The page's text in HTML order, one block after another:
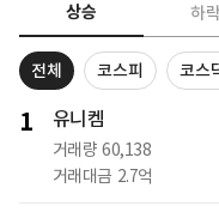
상승 하락
전체 코스피 코스
1 유니켐
거래량 60,138
거래대금 2.7억